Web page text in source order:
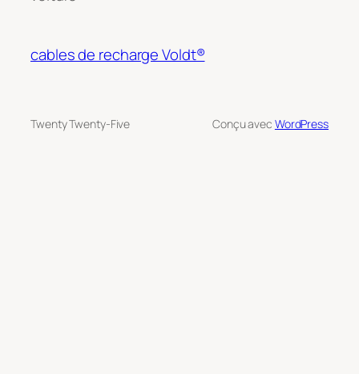
cables de recharge Voldt®
Twenty Twenty-Five Conçu avec WordPress